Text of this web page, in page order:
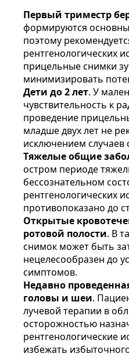
Первый триместр
формируются
поэтому
рентгенологических
прицельные снимки
минимизировать
Дети до 2 лет. У
чувствительность к
проведение
младше двух лет не
исключением случаев
Тяжелые общие
остром периоде
бессознательном
рентгенологических
противопоказано до
Открытые
ротовой полости. В
снимок может быть
нецелесообразен до
симптомов.
Недавно
головы и шеи.
лучевой терапии в
осторожностью
рентгенологические
избежать